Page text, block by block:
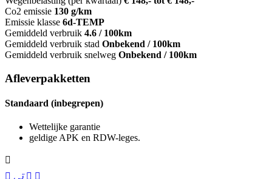
Co2 emissie 130 g/km
Emissie klasse 6d-TEMP
Gemiddeld verbruik 4.6 / 100km
Gemiddeld verbruik stad Onbekend / 100km
Gemiddeld verbruik snelweg Onbekend / 100km
Afleverpakketten
Standaard (inbegrepen)
Wettelijke garantie
geldige APK en RDW-leges.